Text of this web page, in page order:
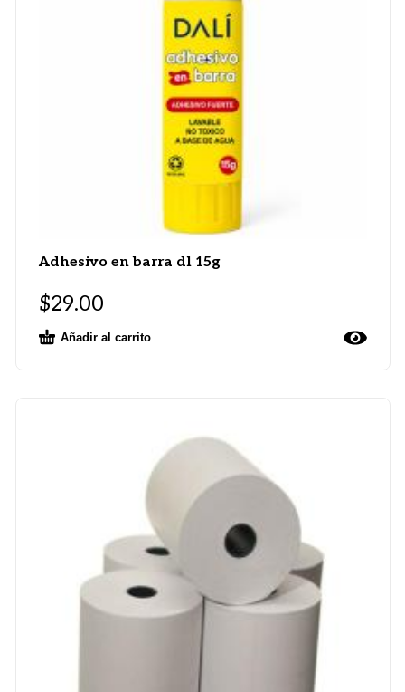
Adhesivo en barra dl 15g
$29.00
Añadir al carrito